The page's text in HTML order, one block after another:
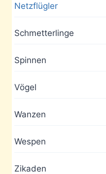
Netzflügler
Schmetterlinge
Spinnen
Vögel
Wanzen
Wespen
Zikaden